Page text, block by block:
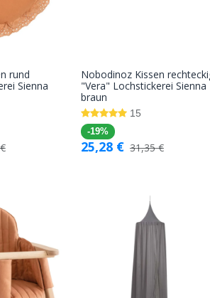
rund
Sienna
In den
Nobodinoz Kissen
"Vera" Lochstickerei Sienna
braun
15
-19%
25,28€ 31,35€